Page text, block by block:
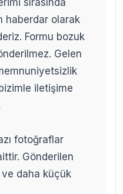
sırasında
haberdar olarak
Formu bozuk
Gelen
iletişime
fotoğraflar
Gönderilen
ve daha küçük